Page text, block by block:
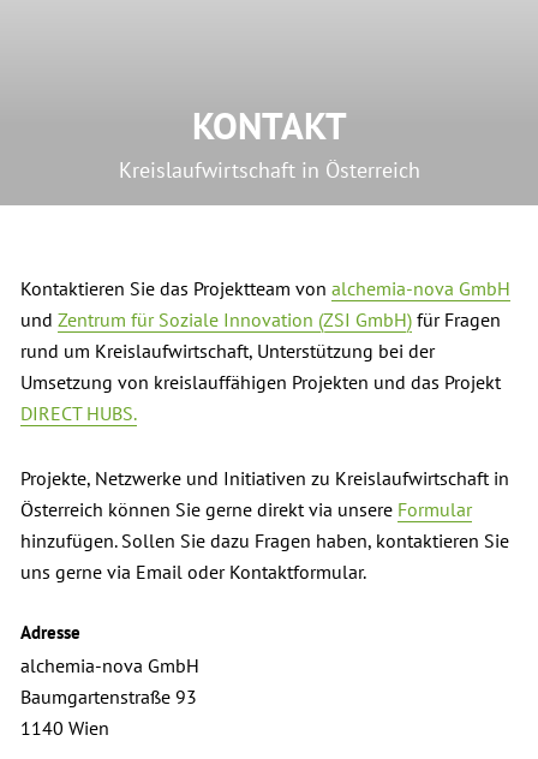
KONTAKT
Kreislaufwirtschaft in Österreich
Kontaktieren Sie das Projektteam von alchemia-nova GmbH
und Zentrum für Soziale Innovation (ZSI GmbH)für Fragen
rund um Kreislaufwirtschaft, Unterstützung bei der
Umsetzung von kreislauffähigen Projekten und das Projekt
DIRECT HUBS.
Projekte, Netzwerke und Initiativen zu Kreislaufwirtschaft in
Österreich können Sie gerne direkt via unsere Formular
hinzufügen. Sollen Sie dazu Fragen haben, kontaktieren Sie
uns gerne via Email oder Kontaktformular.
Adresse
alchemia-nova GmbH
Baumgartenstraße 93
1140 Wien